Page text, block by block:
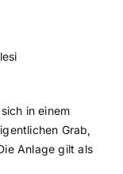
in einem
Grab,
Anlage gilt als